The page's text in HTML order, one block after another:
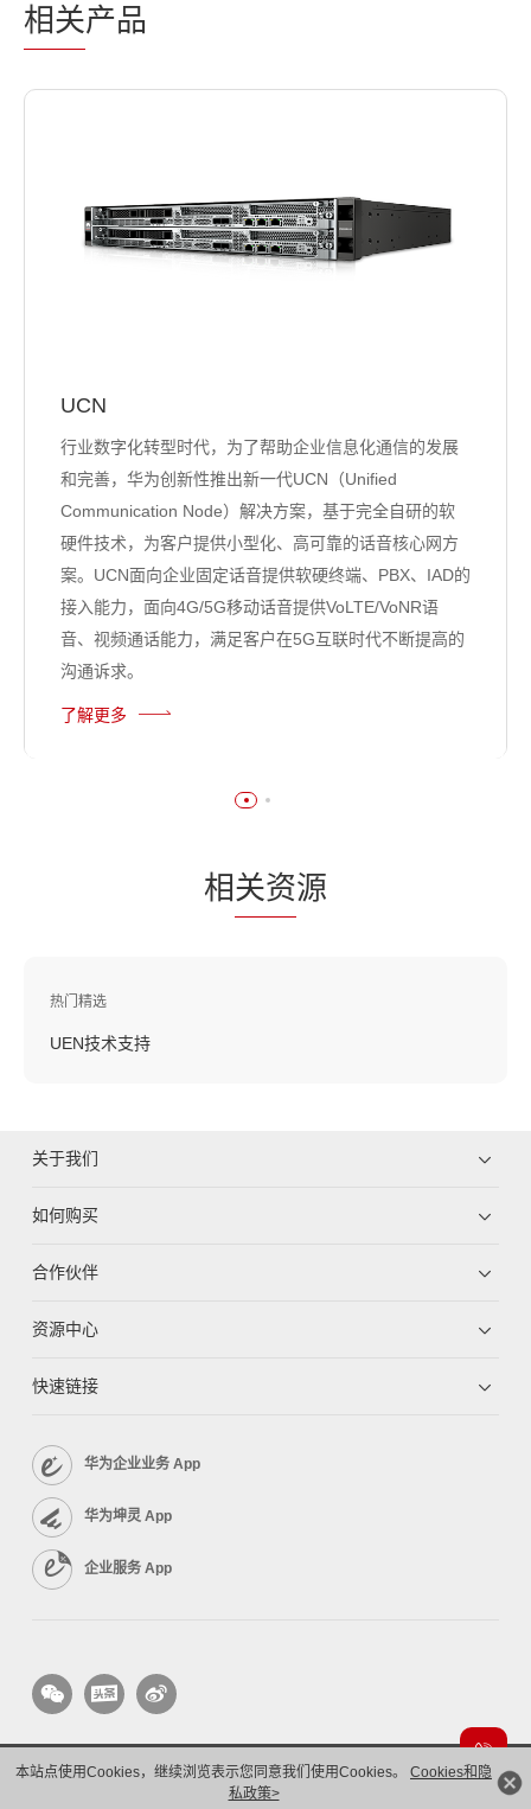
本站点使用Cookies，继续浏览表示您同意我们使用Cookies。 Cookies和隐
私政策>
相关产品
UCN
行业数字化转型时代，为了帮助企业信息化通信的发展
和完善，华为创新性推出新一代UCN（Unified
Communication Node）解决方案，基于完全自研的软
硬件技术，为客户提供小型化、高可靠的话音核心网方
案。UCN面向企业固定话音提供软硬终端、PBX、IAD的
接入能力，面向4G/5G移动话音提供VoLTE/VoNR语
音、视频通话能力，满足客户在5G互联时代不断提高的
沟通诉求。
了解更多
相关资源
热门精选
UEN技术支持
关于我们
如何购买
合作伙伴
资源中心
快速链接
华为企业业务 App
华为坤灵 App
企业服务 App
版权所有 © 华为技术有限公司 1998-2026。 保留一切权利。粤A2-20044005号
隐私保护
法律声明